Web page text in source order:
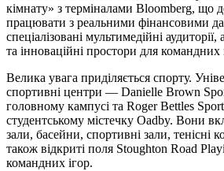
кімнату» з терміналами Bloomberg, що
працювати з реальними фінансовими
спеціалізовані мультимедійні аудиторії,
та інноваційні простори для командних
Велика увага приділяється спорту.
спортивні центри — Danielle Brown
головному кампусі та Roger Bettles
студентському містечку Oadby. Вони
зали, басейни, спортивні зали, тенісні
також відкриті поля Stoughton Road
командних ігор.